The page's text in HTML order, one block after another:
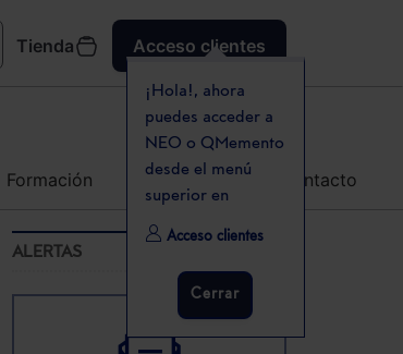
Tienda Acceso clientes
¡Hola!, ahora
puedes acceder a
NEO o QMemento
desde el menú
superior en
Acceso clientes
Cerrar
Formación Agenda Contacto
ALERTAS